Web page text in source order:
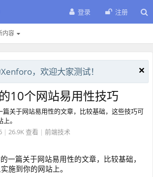
内容
登录 注册
，欢迎大家测试！
10个网站易用性技巧
关于网站易用性的文章，比较基础，这些技巧可
。
| 26.9K 查看 | 前端技术
一篇关于网站易用性的文章，比较基础，
施到你的网站上。